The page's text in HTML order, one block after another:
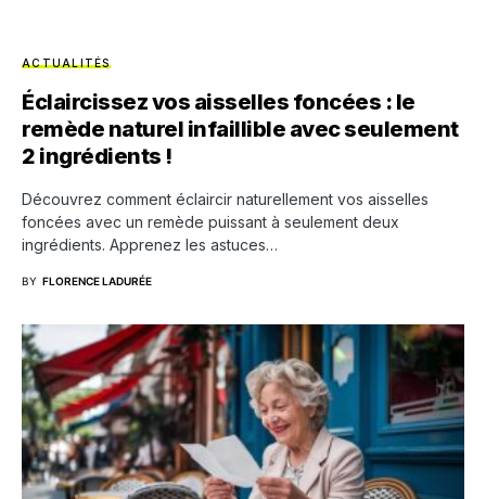
ACTUALITÉS
Éclaircissez vos aisselles foncées : le
remède naturel infaillible avec seulement
2 ingrédients !
Découvrez comment éclaircir naturellement vos aisselles
foncées avec un remède puissant à seulement deux
ingrédients. Apprenez les astuces…
BY FLORENCE LADURÉE